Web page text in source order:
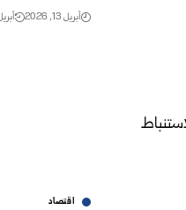
أبريل 13, 2026 أبريل 13,
اقتصاد